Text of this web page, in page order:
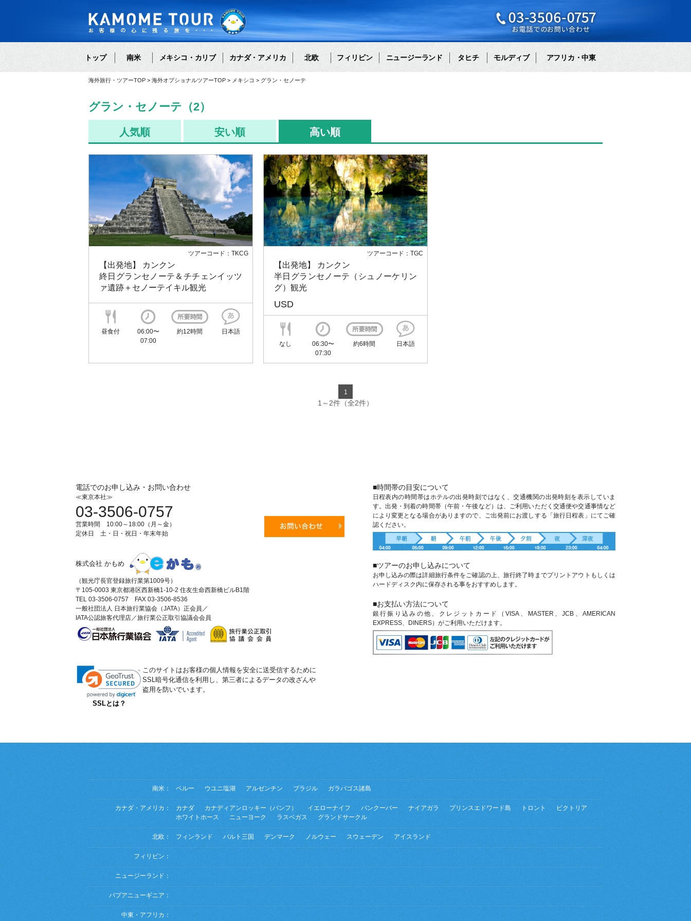
トップ 南米 メキシコ・カリブ カナダ・アメリカ 北欧 フィリピン ニュージーランド タヒチ モルディブ アフリカ・中東
海外旅行・ツアーTOP 海外オプショナルツアーTOP メキシコ グラン・セノーテ
グラン・セノーテ（2）
人気順 安い順 高い順
ツアーコード：TKCG
【出発地】 カンクン
終日グランセノーテ＆チチェンイッツ
ァ遺跡＋セノーテイキル観光
昼食付
06:00〜
07:00
約12時間 日本語
ツアーコード：TGC
【出発地】 カンクン
半日グランセノーテ（シュノーケリン
グ）観光
USD
なし
06:30〜
07:30
約6時間 日本語
1
1～2件（全2件）
電話でのお申し込み・お問い合わせ
≪東京本社≫
03-3506-0757
営業時間 10:00～18:00（月～金）
定休日 土・日・祝日・年末年始
株式会社 かもめ
（観光庁長官登録旅行業第1009号）
〒105-0003 東京都港区西新橋1-10-2 住友生命西新橋ビルB1階
TEL 03-3506-0757 FAX 03-3506-8536
一般社団法人 日本旅行業協会（JATA）正会員／
IATA公認旅客代理店／旅行業公正取引協議会会員
■時間帯の目安について
日程表内の時間帯はホテルの出発時刻ではなく、交通機関の出発時刻を表示していま
す。出発・到着の時間帯（午前・午後など）は、ご利用いただく交通便や交通事情など
により変更となる場合がありますので、ご出発前にお渡しする「旅行日程表」にてご確
認ください。
■ツアーのお申し込みについて
お申し込みの際は詳細旅行条件をご確認の上、旅行終了時までプリントアウトもしくは
ハードディスク内に保存される事をおすすめします。
■お支払い方法について
銀行振り込みの他、クレジットカード（VISA、MASTER、JCB、AMERICAN
EXPRESS、DINERS）がご利用いただけます。
SSLとは？
このサイトはお客様の個人情報を安全に送受信するために
SSL暗号化通信を利用し、第三者によるデータの改ざんや
盗用を防いでいます。
南米： ペルー ウユニ塩湖 アルゼンチン ブラジル ガラパゴス諸島
カナダ・アメリカ： カナダ カナディアンロッキー（バンフ） イエローナイフ バンクーバー ナイアガラ プリンスエドワード島 トロント
ビクトリア
ホワイトホース
ニューヨーク ラスベガス グランドサークル
北欧： フィンランド バルト三国 デンマーク ノルウェー スウェーデン アイスランド
フィリピン：
ニュージーランド：
パプアニューギニア：
中東・アフリカ：